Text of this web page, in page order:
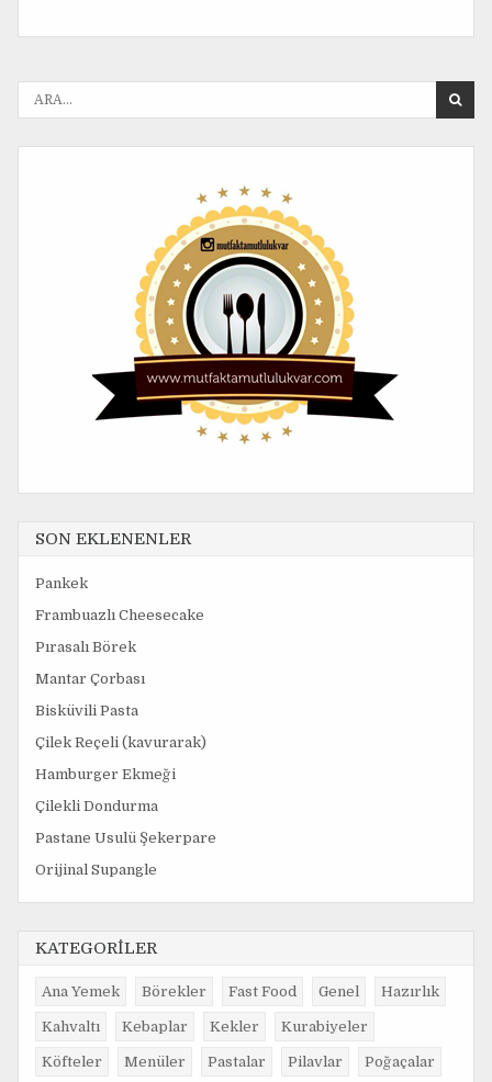
SON EKLENENLER
Pankek
Frambuazlı Cheesecake
Pırasalı Börek
Mantar Çorbası
Bisküvili Pasta
Çilek Reçeli (kavurarak)
Hamburger Ekmeği
Çilekli Dondurma
Pastane Usulü Şekerpare
Orijinal Supangle
KATEGORİLER
Ana Yemek Börekler Fast Food Genel Hazırlık
Kahvaltı Kebaplar Kekler Kurabiyeler
Köfteler Menüler Pastalar Pilavlar Poğaçalar